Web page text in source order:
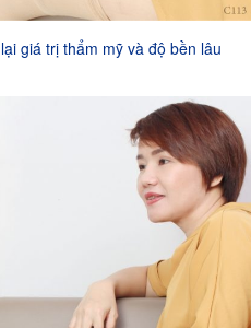
giá trị thẩm mỹ và độ bền lâu